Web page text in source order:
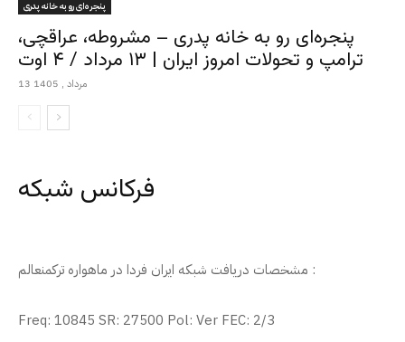
پنجره‌ای رو به خانه پدری
پنجره‌ای رو به خانه پدری – مشروطه، عراقچی،
ترامپ و تحولات امروز ایران | ۱۳ مرداد / ۴ اوت
13 مرداد , 1405
فرکانس شبکه
مشخصات دریافت شبکه ایران فردا در ماهواره ترکمنعالم :
Freq: 10845 SR: 27500 Pol: Ver FEC: 2/3